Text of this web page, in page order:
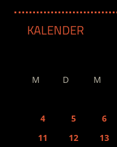
KALENDER
M D M
4
5 6
11
12 13